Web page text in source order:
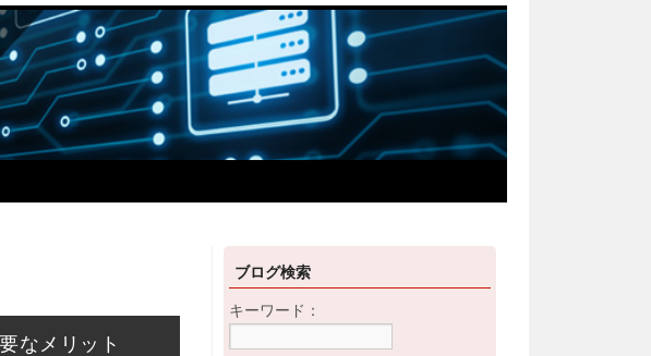
なメリット
ブログ検索
キーワード：